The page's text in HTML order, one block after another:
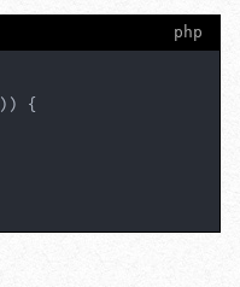
php
)) {